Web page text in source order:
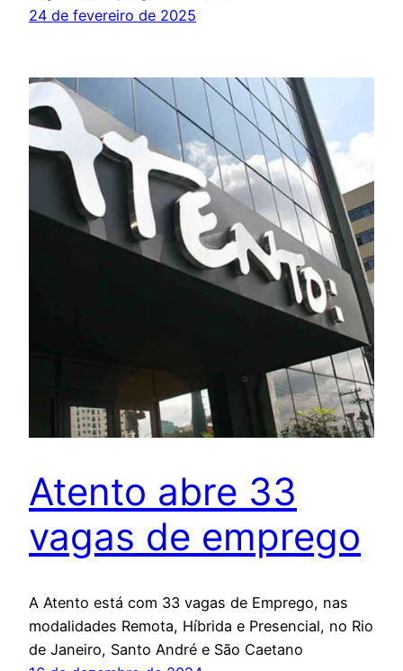
24 de fevereiro de 2025
Atento abre 33
vagas de emprego
A Atento está com 33 vagas de Emprego, nas
modalidades Remota, Híbrida e Presencial, no Rio
de Janeiro, Santo André e São Caetano